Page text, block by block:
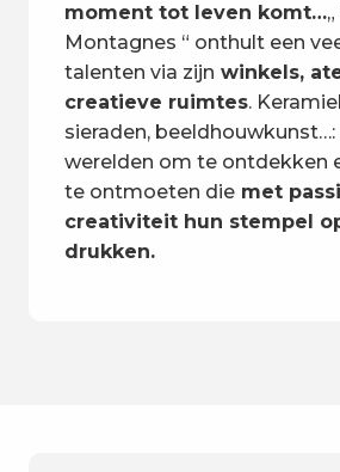
moment tot leven komt…
Montagnes “ onthult een
talenten via zijn winkels,
creatieve ruimtes.
sieraden,
werelden om te ontdekken
te ontmoeten die met
creativiteit hun stempel
drukken.